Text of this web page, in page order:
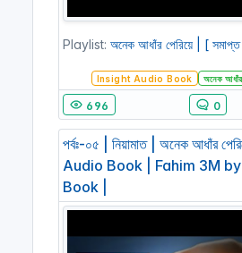
Playlist: অনেক আধাঁর পেরিয়ে | [
Insight Audio Book অনেক আধাঁর
696 0
পর্বঃ-০৫ | নিয়ামাত | অনেক আধাঁর
Audio Book | Fahim 3M
Book |